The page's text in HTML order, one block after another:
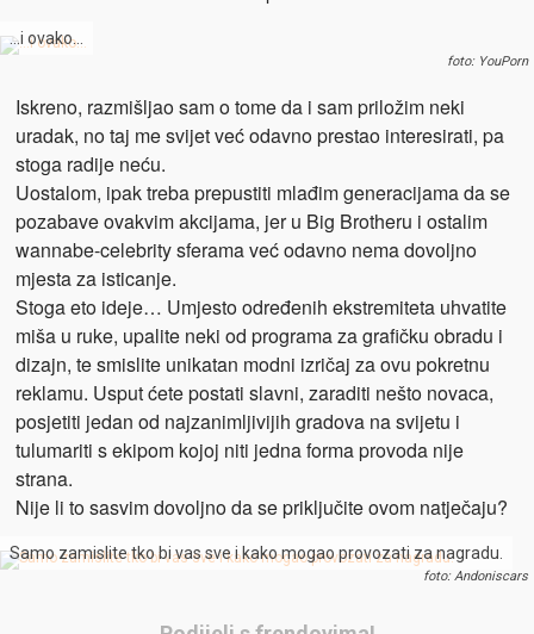
…i ovako…
foto: YouPorn
Iskreno, razmišljao sam o tome da i sam priložim neki
uradak, no taj me svijet već odavno prestao interesirati, pa
stoga radije neću.
Uostalom, ipak treba prepustiti mlađim generacijama da se
pozabave ovakvim akcijama, jer u Big Brotheru i ostalim
wannabe-celebrity sferama već odavno nema dovoljno
mjesta za isticanje.
Stoga eto ideje… Umjesto određenih ekstremiteta uhvatite
miša u ruke, upalite neki od programa za grafičku obradu i
dizajn, te smislite unikatan modni izričaj za ovu pokretnu
reklamu. Usput ćete postati slavni, zaraditi nešto novaca,
posjetiti jedan od najzanimljivijih gradova na svijetu i
tulumariti s ekipom kojoj niti jedna forma provoda nije
strana.
Nije li to sasvim dovoljno da se priključite ovom natječaju?
Samo zamislite tko bi vas sve i kako mogao provozati za nagradu.
foto: Andoniscars